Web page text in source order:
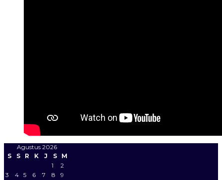
Agustus 2026
S
S R K J S
M
1
2
3
4 5 6 7 8
9